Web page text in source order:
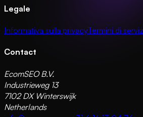
Legale
Informativa sulla privacyTermini di
Contact
EcomSEO B.V.
Industrieweg 13
7102 DX Winterswijk
Netherlands